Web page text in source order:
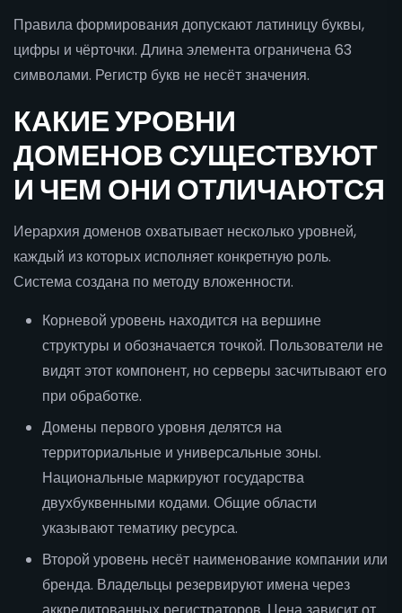
Правила формирования допускают латиницу буквы,
цифры и чёрточки. Длина элемента ограничена 63
символами. Регистр букв не несёт значения.
КАКИЕ УРОВНИ
ДОМЕНОВ СУЩЕСТВУЮТ
И ЧЕМ ОНИ ОТЛИЧАЮТСЯ
Иерархия доменов охватывает несколько уровней,
каждый из которых исполняет конкретную роль.
Система создана по методу вложенности.
Корневой уровень находится на вершине
структуры и обозначается точкой. Пользователи не
видят этот компонент, но серверы засчитывают его
при обработке.
Домены первого уровня делятся на
территориальные и универсальные зоны.
Национальные маркируют государства
двухбуквенными кодами. Общие области
указывают тематику ресурса.
Второй уровень несёт наименование компании или
бренда. Владельцы резервируют имена через